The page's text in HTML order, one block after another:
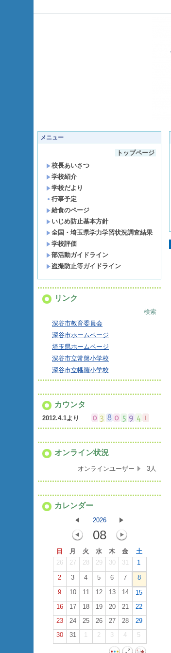
メニュー
トップページ
校長あいさつ
学校紹介
学校だより
行事予定
給食のページ
いじめ防止基本方針
全国・埼玉県学力学習状況調査結果
学校評価
部活動ガイドライン
盗撮防止等ガイドライン
リンク
検索
深谷市教育委員会
深谷市ホームページ
埼玉県ホームページ
深谷市立常盤小学校
深谷市立幡羅小学校
カウンタ
2012.4.1より
オンライン状況
オンラインユーザー 3人
カレンダー
2026
08
日 月 火 水 木 金
土
26
27 28 29 30 31 1
2 3 4 5 6 7
8
9
10 11 12 13 14
15
16
17 18 19 20 21
22
23
24 25 26 27 28
29
30
31 1 2 3 4 5